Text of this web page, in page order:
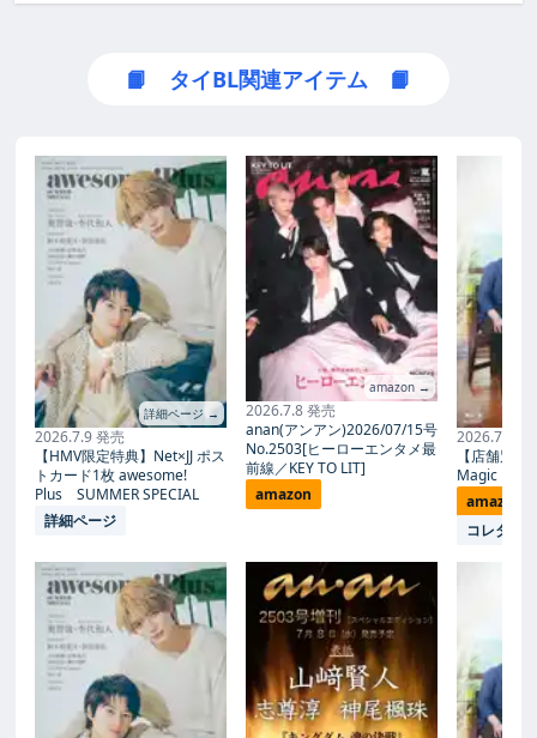
📙 タイBL関連アイテム 📙
詳細ページ →
2026.7.9 発売
【HMV限定特典】Net×JJ ポス
トカード1枚 awesome!
Plus SUMMER SPECIAL
詳細ページ
amazon →
2026.7.8 発売
anan(アンアン)2026/07/15号
No.2503[ヒーローエンタメ最
前線／KEY TO LIT]
amazon
2026.7.27
【店舗別
Magic
amazon
コレタメ